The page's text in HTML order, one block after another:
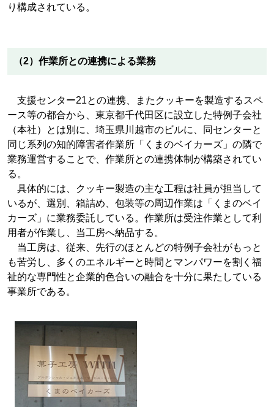
り構成されている。
（2）作業所との連携による業務
支援センター21との連携、またクッキーを製造するスペ
ース等の都合から、東京都千代田区に設立した特例子会社
（本社）とは別に、埼玉県川越市のビルに、同センターと
同じ系列の知的障害者作業所「くまのベイカーズ」の隣で
業務運営することで、作業所との連携体制が構築されてい
る。
具体的には、クッキー製造の主な工程は社員が担当して
いるが、選別、箱詰め、包装等の周辺作業は「くまのベイ
カーズ」に業務委託している。作業所は受注作業として利
用者が作業し、当工房へ納品する。
当工房は、従来、先行のほとんどの特例子会社がもっと
も苦労し、多くのエネルギーと時間とマンパワーを割く福
祉的な専門性と企業的色合いの融合を十分に果たしている
事業所である。